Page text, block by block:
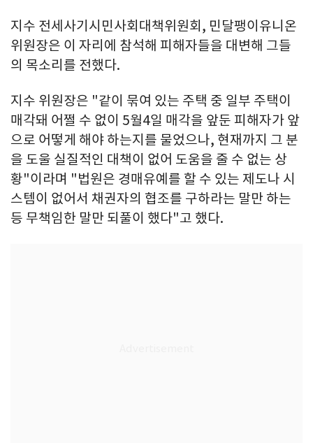
지수 전세사기시민사회대책위원회, 민달팽이유니온
위원장은 이 자리에 참석해 피해자들을 대변해 그들
의 목소리를 전했다.
지수 위원장은 "같이 묶여 있는 주택 중 일부 주택이
매각돼 어쩔 수 없이 5월4일 매각을 앞둔 피해자가 앞
으로 어떻게 해야 하는지를 물었으나, 현재까지 그 분
을 도울 실질적인 대책이 없어 도움을 줄 수 없는 상
황"이라며 "법원은 경매유예를 할 수 있는 제도나 시
스템이 없어서 채권자의 협조를 구하라는 말만 하는
등 무책임한 말만 되풀이 했다"고 했다.